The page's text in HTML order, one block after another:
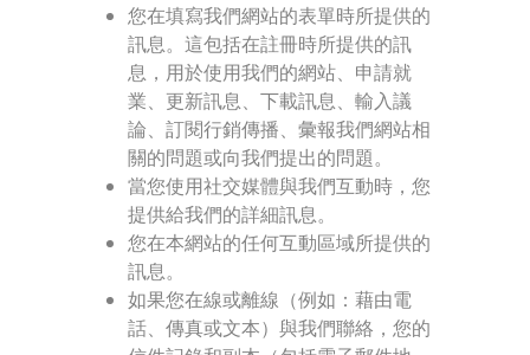
您在填寫我們網站的表單時所提供的
訊息。這包括在註冊時所提供的訊
息，用於使用我們的網站、申請就
業、更新訊息、下載訊息、輸入議
論、訂閱行銷傳播、彙報我們網站相
關的問題或向我們提出的問題。
當您使用社交媒體與我們互動時，您
提供給我們的詳細訊息。
您在本網站的任何互動區域所提供的
訊息。
如果您在線或離線（例如：藉由電
話、傳真或文本）與我們聯絡，您的